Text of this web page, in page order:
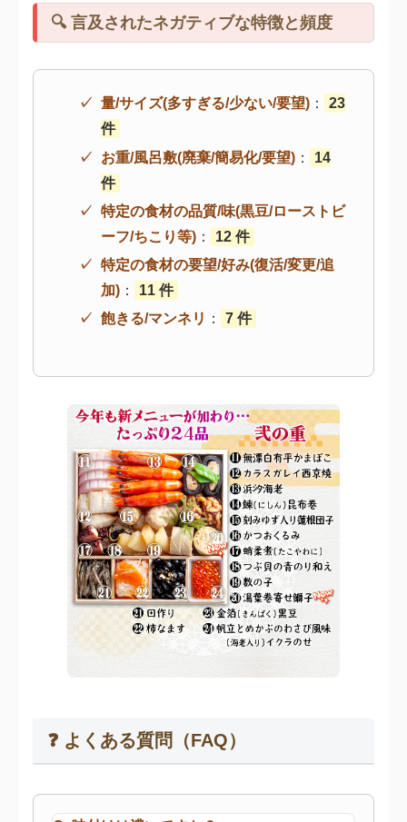
🔍 言及されたネガティブな特徴と頻度
量/サイズ(多すぎる/少ない/要望) ：
23
件
お重/風呂敷(廃棄/簡易化/要望) ：
14
件
特定の食材の品質/味(黒豆/ローストビ
ーフ/ちこり等) ：
12 件
特定の食材の要望/好み(復活/変更/追
加) ：
11 件
飽きる/マンネリ ： 7 件
❓ よくある質問（FAQ）